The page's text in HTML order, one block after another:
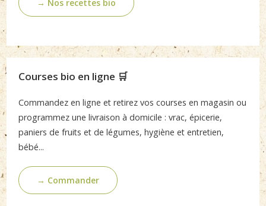
→ Nos recettes bio
Courses bio en ligne 🛒
Commandez en ligne et retirez vos courses en magasin ou
programmez une livraison à domicile : vrac, épicerie,
paniers de fruits et de légumes, hygiène et entretien,
bébé...
→ Commander